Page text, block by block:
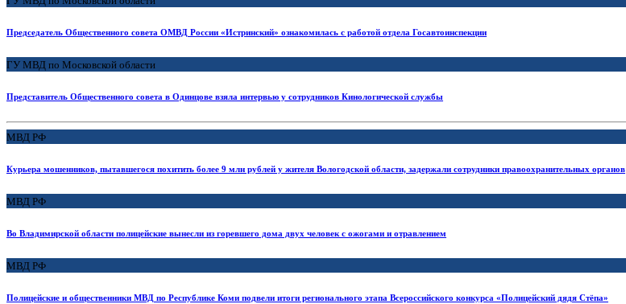
Председатель Общественного совета ОМВД России «Истринский» ознакомилась с работой отдела Госавтоинспекции
ГУ МВД по Московской области
Представитель Общественного совета в Одинцове взяла интервью у сотрудников Кинологической службы
МВД РФ
Курьера мошенников, пытавшегося похитить более 9 млн рублей у жителя Вологодской области, задержали сотрудники правоохранительных органов
МВД РФ
Во Владимирской области полицейские вынесли из горевшего дома двух человек с ожогами и отравлением
МВД РФ
Полицейские и общественники МВД по Республике Коми подвели итоги регионального этапа Всероссийского конкурса «Полицейский дядя Стёпа»